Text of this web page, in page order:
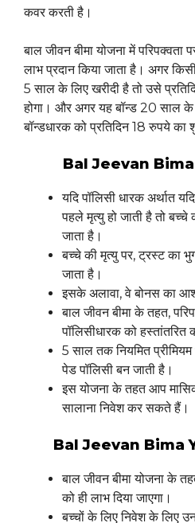
कवर करती है।
बाल जीवन बीमा योजना में परिपक्वता
लाभ प्रदान किया जाता है। अगर
5 साल के लिए खरीदी है तो उसे
होगा। और अगर यह बॉन्ड 20 साल के
बॉन्डधारक को प्रतिदिन 18 रुपये का
Bal Jeevan Bima में
यदि पॉलिसी धारक अर्थात
पहले मृत्यु हो जाती है तो बच्चे
जाता है।
बच्चे की मृत्यु पर, ट्रस्ट का
जाता है।
इसके अलावा, वे बोनस का
बाल जीवन बीमा के तहत,
पॉलिसीधारक को हस्तांतरित
5 साल तक नियमित
पेड पॉलिसी बन जाती है।
इस योजना के तहत आप
सालाना निवेश कर सकते हैं।
Bal Jeevan Bima
बाल जीवन बीमा योजना के
को ही लाभ दिया जाएगा।
बच्चों के लिए निवेश के लिए